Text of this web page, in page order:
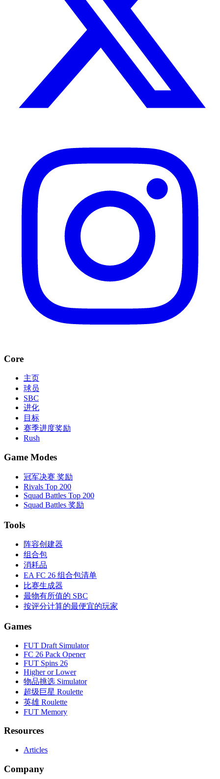
Core
主页
球员
SBC
进化
目标
赛季进度奖励
Rush
Game Modes
冠军决赛 奖励
Rivals Top 200
Squad Battles Top 200
Squad Battles 奖励
Tools
阵容创建器
组合包
消耗品
EA FC 26 组合包清单
比赛生成器
最物有所值的 SBC
按评分计算的最便宜的玩家
Games
FUT Draft Simulator
FC 26 Pack Opener
FUT Spins 26
Higher or Lower
物品挑选 Simulator
超级巨星 Roulette
英雄 Roulette
FUT Memory
Resources
Articles
Company